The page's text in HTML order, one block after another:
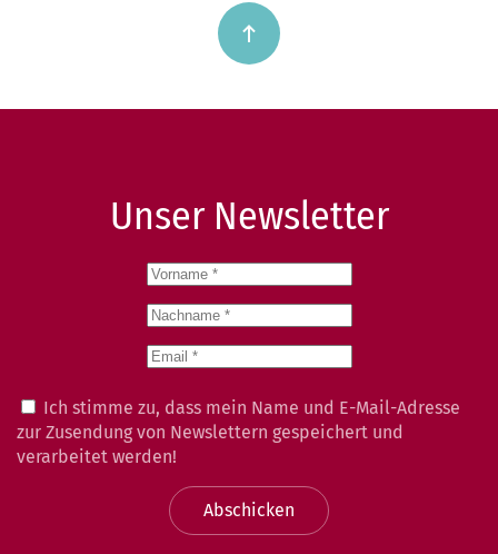
Unser Newsletter
Ich stimme zu, dass mein Name und E-Mail-Adresse
zur Zusendung von Newslettern gespeichert und
verarbeitet werden!
Abschicken